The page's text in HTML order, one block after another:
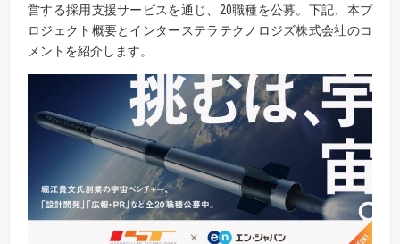
営する採用支援サービスを通じ、20職種を公募。下記、本プ
ロジェクト概要とインターステラテクノロジズ株式会社のコ
メントを紹介します。